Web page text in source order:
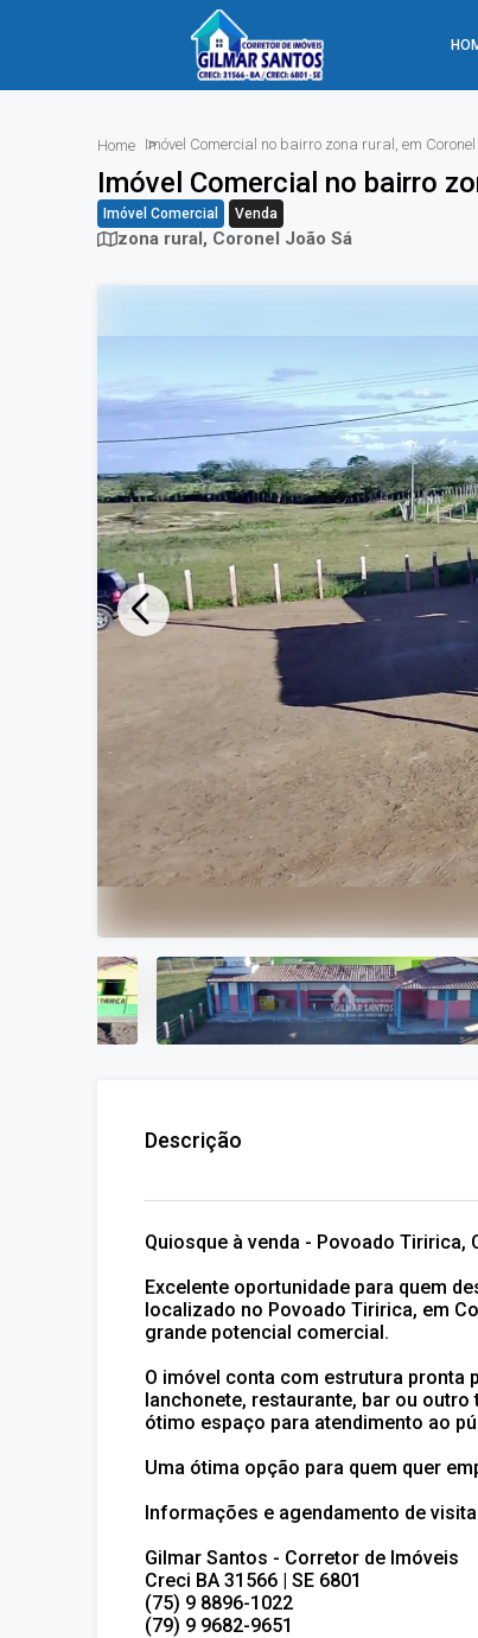
Home Imóvel Comercial no bairro zona rural, em
Imóvel Comercial no bairro
Imóvel Comercial Venda
zona rural, Coronel João Sá
Descrição
Quiosque à venda - Povoado Tiririca,
Excelente oportunidade para quem
localizado no Povoado Tiririca, em
grande potencial comercial.
O imóvel conta com estrutura pronta
lanchonete, restaurante, bar ou
ótimo espaço para atendimento ao
Uma ótima opção para quem quer
Informações e agendamento de
Gilmar Santos - Corretor de Imóveis
Creci BA 31566 | SE 6801
(75) 9 8896-1022
(79) 9 9682-9651